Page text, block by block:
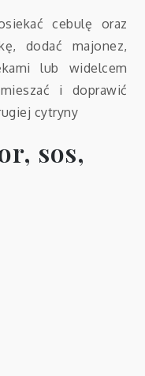
cebulę oraz
dodać majonez,
lub widelcem
i doprawić
cytryny
sos,